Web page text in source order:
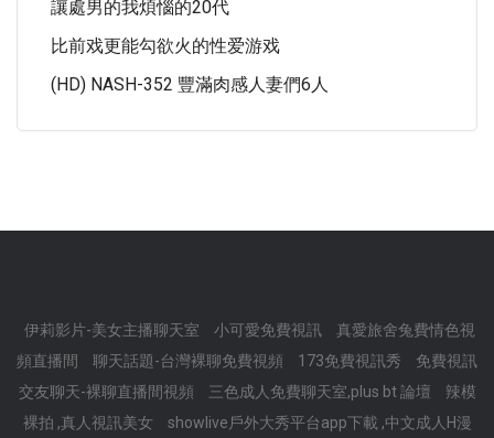
讓處男的我煩惱的20代
比前戏更能勾欲火的性爱游戏
(HD) NASH-352 豐滿肉感人妻們6人
伊莉影片-美女主播聊天室 小可愛免費視訊
真愛旅舍兔費情色視
頻直播間
聊天話題-台灣裸聊免費視頻 173免費視訊秀
免費視訊
交友聊天-裸聊直播間視頻
三色成人免費聊天室,plus bt 論壇
辣模
裸拍 ,真人視訊美女
showlive戶外大秀平台app下載 ,中文成人H漫